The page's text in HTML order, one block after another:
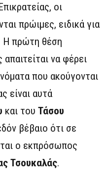
οι
πρώιμες, ειδικά για
Η πρώτη θέση
να φέρει
που ακούγονται
είναι αυτά
και του Τάσου
βέβαιο ότι σε
ο εκπρόσωπος
Τσουκαλάς.